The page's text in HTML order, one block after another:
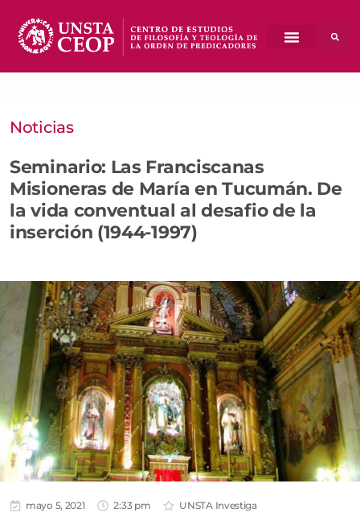
Noticias
Seminario: Las Franciscanas
Misioneras de María en Tucumán. De
la vida conventual al desafio de la
inserción (1944-1997)
mayo 5, 2021 2:33 pm UNSTA Investiga